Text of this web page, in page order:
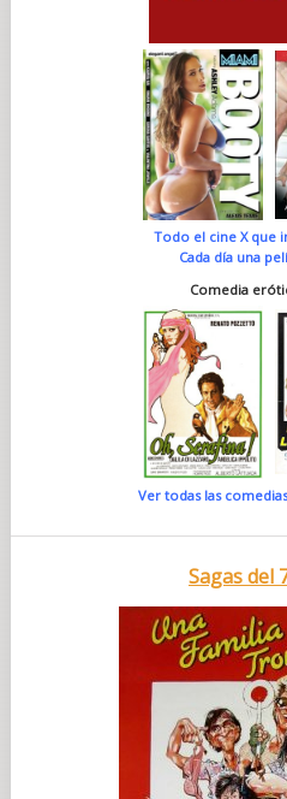
Todo el cine X que
Cada día una
Comedia
Ver todas las
Sagas del